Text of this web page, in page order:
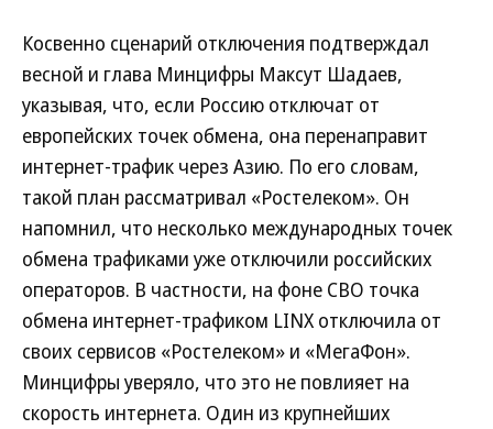
Косвенно сценарий отключения подтверждал
весной и глава Минцифры Максут Шадаев,
указывая, что, если Россию отключат от
европейских точек обмена, она перенаправит
интернет-трафик через Азию. По его словам,
такой план рассматривал «Ростелеком». Он
напомнил, что несколько международных точек
обмена трафиками уже отключили российских
операторов. В частности, на фоне СВО точка
обмена интернет-трафиком LINX отключила от
своих сервисов «Ростелеком» и «МегаФон».
Минцифры уверяло, что это не повлияет на
скорость интернета. Один из крупнейших